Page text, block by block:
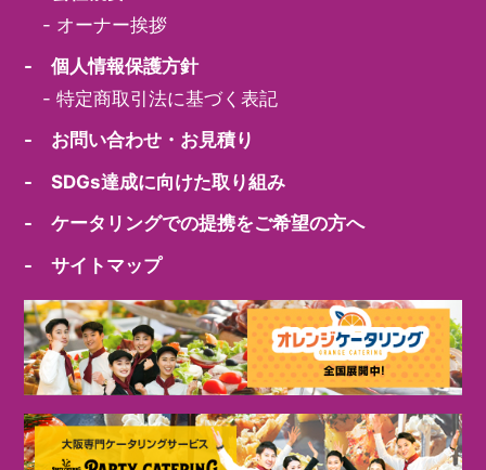
- オーナー挨拶
- 個人情報保護方針
-特定商取引法に基づく表記
- お問い合わせ・お見積り
- SDGs達成に向けた取り組み
- ケータリングでの提携をご希望の方へ
- サイトマップ